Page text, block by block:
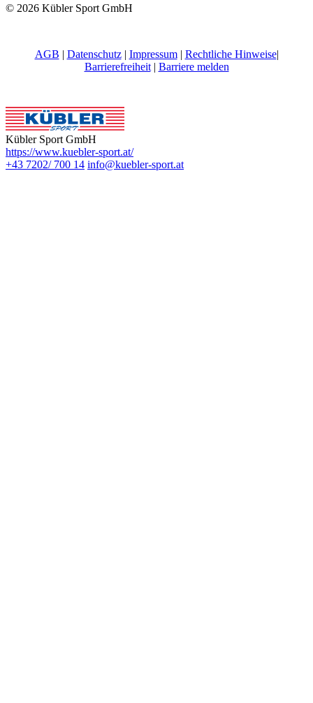
© 2026 Kübler Sport GmbH
AGB | Datenschutz| Impressum| Rechtliche Hinweise|
Barrierefreiheit| Barriere melden
Kübler Sport GmbH
https://www.kuebler-sport.at/
+43 7202/ 700 14 info@kuebler-sport.at